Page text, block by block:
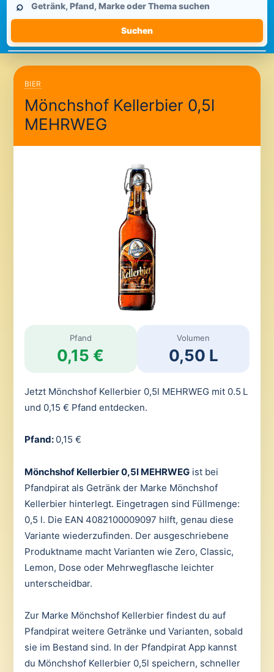
durchsuchen
⌕
Suchen
BIER
Mönchshof Kellerbier 0,5l
MEHRWEG
Pfand
0,15 €
Volumen
0,50 L
Jetzt Mönchshof Kellerbier 0,5l MEHRWEG mit 0.5 L
und 0,15 € Pfand entdecken.
Pfand: 0,15 €
Mönchshof Kellerbier 0,5l MEHRWEGist bei
Pfandpirat als Getränk der Marke Mönchshof
Kellerbier hinterlegt. Eingetragen sind Füllmenge:
0,5 l. Die EAN 4082100009097 hilft, genau diese
Variante wiederzufinden. Der ausgeschriebene
Produktname macht Varianten wie Zero, Classic,
Lemon, Dose oder Mehrwegflasche leichter
unterscheidbar.
Zur Marke Mönchshof Kellerbier findest du auf
Pfandpirat weitere Getränke und Varianten, sobald
sie im Bestand sind. In der Pfandpirat App kannst
du Mönchshof Kellerbier 0,5l speichern, schneller